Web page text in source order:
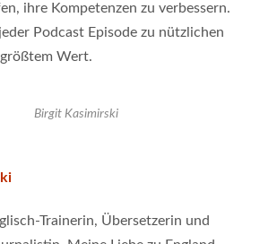
ihre Kompetenzen zu verbessern.
Podcast Episode zu nützlichen
Wert.
Birgit Kasimirski
Trainerin, Übersetzerin und